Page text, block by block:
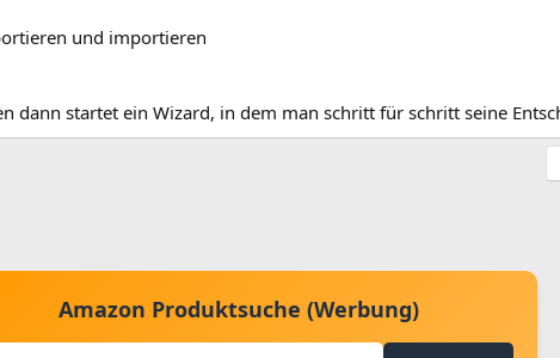
und importieren
dann startet ein Wizard, in dem man schritt für schritt seine
Amazon Produktsuche (Werbung)